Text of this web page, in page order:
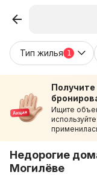
Тип жилья 1
Получите
Ищите
Недорогие
Могилёве